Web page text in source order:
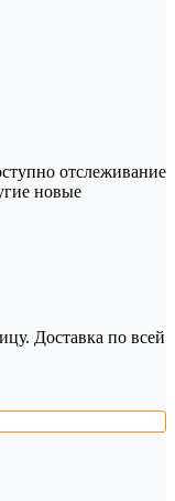
отслеживание
новые
Доставка по всей